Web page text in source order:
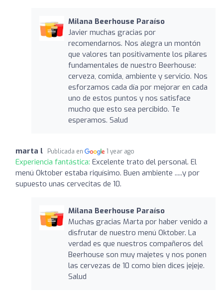
Milana Beerhouse Paraíso
Javier muchas gracias por
recomendarnos. Nos alegra un montón
que valores tan positivamente los pilares
fundamentales de nuestro Beerhouse:
cerveza, comida, ambiente y servicio. Nos
esforzamos cada día por mejorar en cada
uno de estos puntos y nos satisface
mucho que esto sea percibido. Te
esperamos. Salud
marta l Publicada en 1 year ago
Experiencia fantástica: Excelente trato del personal. El
menú Oktober estaba riquísimo. Buen ambiente .....y por
supuesto unas cervecitas de 10.
Milana Beerhouse Paraíso
Muchas gracias Marta por haber venido a
disfrutar de nuestro menú Oktober. La
verdad es que nuestros compañeros del
Beerhouse son muy majetes y nos ponen
las cervezas de 10 como bien dices jejeje.
Salud